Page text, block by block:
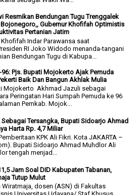
Resmikan Bendungan Tugu Trenggalek
Gubernur Khofifah Optimistis
Pertanian Jatim
Indar Parawansa saat
RI Joko Widodo menanda-tangani
Bendungan Tugu di Kabupa...
96: Pjs. Bupati Mojokerto Ajak Pemuda
Baik Dan Bangun Akhlak Mulia
Mojokerto Akhmad Jazuli sebagai
Peringatan Hari Sumpah Pemuda ke 96
Pemkab. Mojok...
Sebagai Tersangka, Bupati Sidoarjo Ahmad
Harta Rp. 4,7 Miliar
KPK Ali Fikri. Kota JAKARTA –
Bupati Sidoarjo Ahmad Muhdlor Ali
tengah menjad...
Jam Soal DID Kabupaten Tabanan,
Tutup Mulut
Wiratmaja, dosen (ASN) di Fakultas